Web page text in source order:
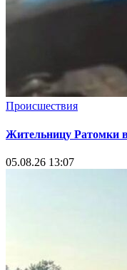
Происшествия
Жительницу Ратомки
05.08.26 13:07